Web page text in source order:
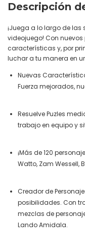
Descripción
¡Juega a lo largo de las
videojuego! Con nuevos
características y, por
luchar a tu manera en
Nuevas
Fuerza mejorados,
Resuelve Puzles
trabajo en equipo y
¡Más de 120
Watto, Zam Wessell,
Creador de
posibilidades. Con
mezclas de
Lando Amidala.